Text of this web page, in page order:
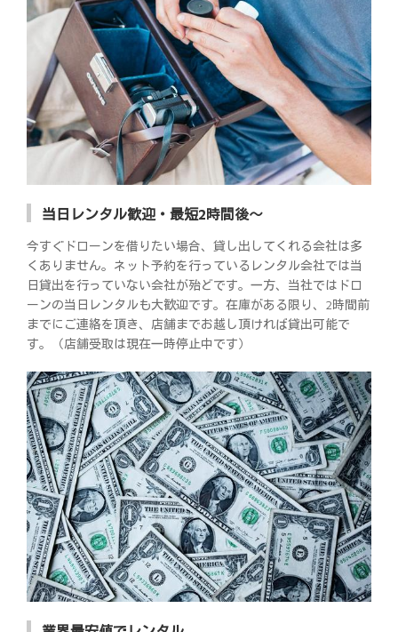
当日レンタル歓迎・最短2時間後～
今すぐドローンを借りたい場合、貸し出してくれる会社は多
くありません。ネット予約を行っているレンタル会社では当
日貸出を行っていない会社が殆どです。一方、当社ではドロ
ーンの当日レンタルも大歓迎です。在庫がある限り、2時間前
までにご連絡を頂き、店舗までお越し頂ければ貸出可能で
す。（店舗受取は現在一時停止中です）